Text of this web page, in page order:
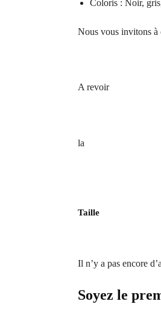
Coloris : Noir,
Nous vous invitons à
A revoir
la
Taille
Il n’y a pas encore
Soyez le